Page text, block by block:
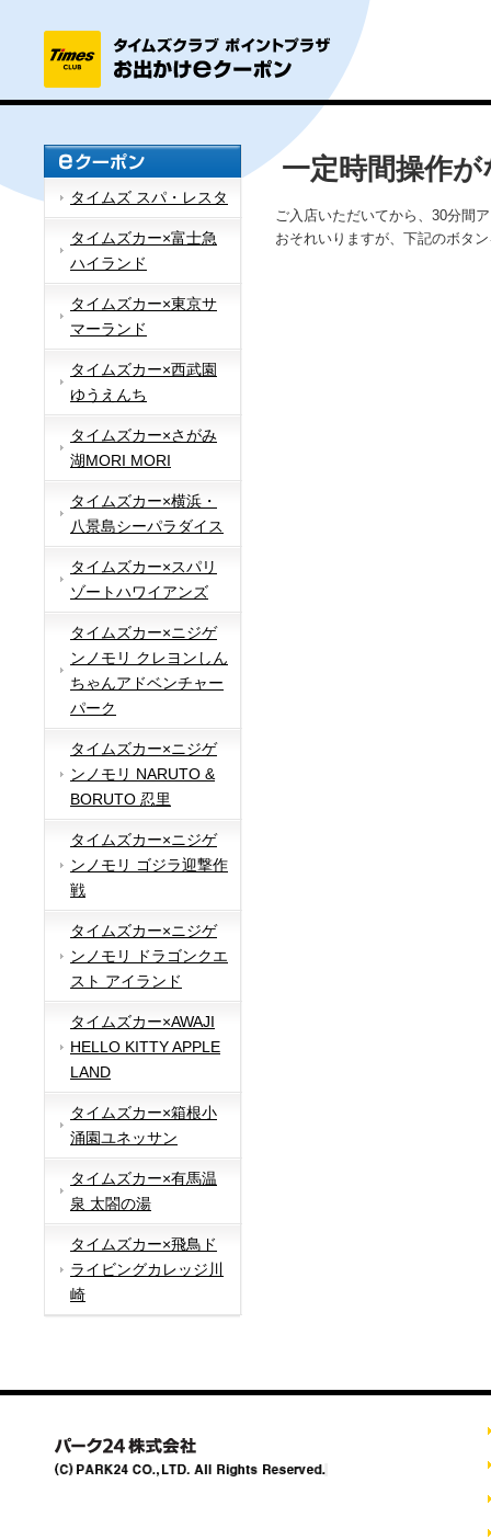
タイムズ スパ・レスタ
タイムズカー×富士急
ハイランド
タイムズカー×東京サ
マーランド
タイムズカー×西武園
ゆうえんち
タイムズカー×さがみ
湖MORI MORI
タイムズカー×横浜・
八景島シーパラダイス
タイムズカー×スパリ
ゾートハワイアンズ
タイムズカー×ニジゲ
ンノモリ クレヨンしん
ちゃんアドベンチャー
パーク
タイムズカー×ニジゲ
ンノモリ NARUTO &
BORUTO 忍里
タイムズカー×ニジゲ
ンノモリ ゴジラ迎撃作
戦
タイムズカー×ニジゲ
ンノモリ ドラゴンクエ
スト アイランド
タイムズカー×AWAJI
HELLO KITTY APPLE
LAND
タイムズカー×箱根小
涌園ユネッサン
タイムズカー×有馬温
泉 太閤の湯
タイムズカー×飛鳥ド
ライビングカレッジ川
崎
一定時間操作
ご入店いただいてから、30分間
おそれいりますが、下記のボタ